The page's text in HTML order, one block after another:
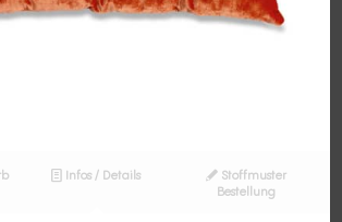
Infos / Details
Stoffmuster
Bestellung